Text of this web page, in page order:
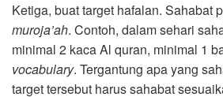
Ketiga, buat target hafalan. Sahabat
muroja’ah. Contoh, dalam sehari
minimal 2 kaca Al quran, minimal 1
vocabulary. Tergantung apa yang
target tersebut harus sahabat